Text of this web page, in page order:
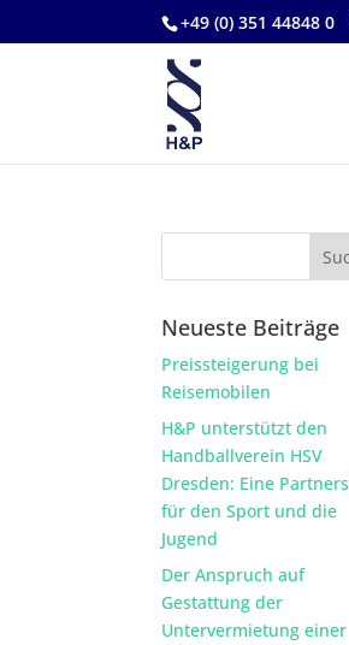
+49 (0) 351 44848 0
Neueste Beiträge
Preissteigerung bei
Reisemobilen
H&P unterstützt den
Handballverein HSV
Dresden: Eine
für den Sport und die
Jugend
Der Anspruch auf
Gestattung der
Untervermietung einer